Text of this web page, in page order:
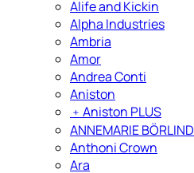
Alife and Kickin
Alpha Industries
Ambria
Amor
Andrea Conti
Aniston
﹢ Aniston PLUS
ANNEMARIE BÖRLIND
Anthoni Crown
Ara